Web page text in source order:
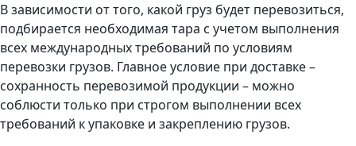
В зависимости от того, какой груз будет перевозиться,
подбирается необходимая тара с учетом выполнения
всех международных требований по условиям
перевозки грузов. Главное условие при доставке –
сохранность перевозимой продукции – можно
соблюсти только при строгом выполнении всех
требований к упаковке и закреплению грузов.